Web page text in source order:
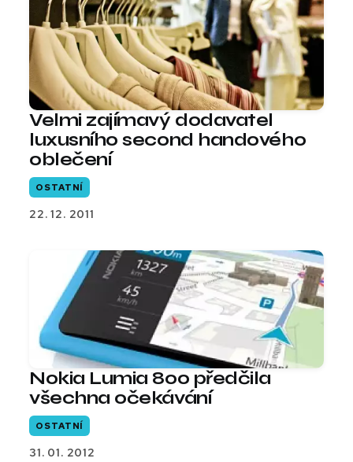
Velmi zajímavý dodavatel
luxusního second handového
oblečení
OSTATNÍ
22. 12. 2011
Nokia Lumia 800 předčila
všechna očekávání
OSTATNÍ
31. 01. 2012